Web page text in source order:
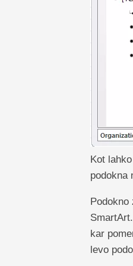
Kot
podokna
Podokno
kar
levo